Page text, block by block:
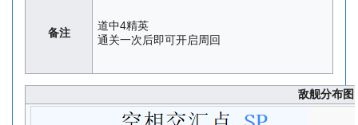
备注
道中4精英
通关一次后即可开启周回
敌舰分布图